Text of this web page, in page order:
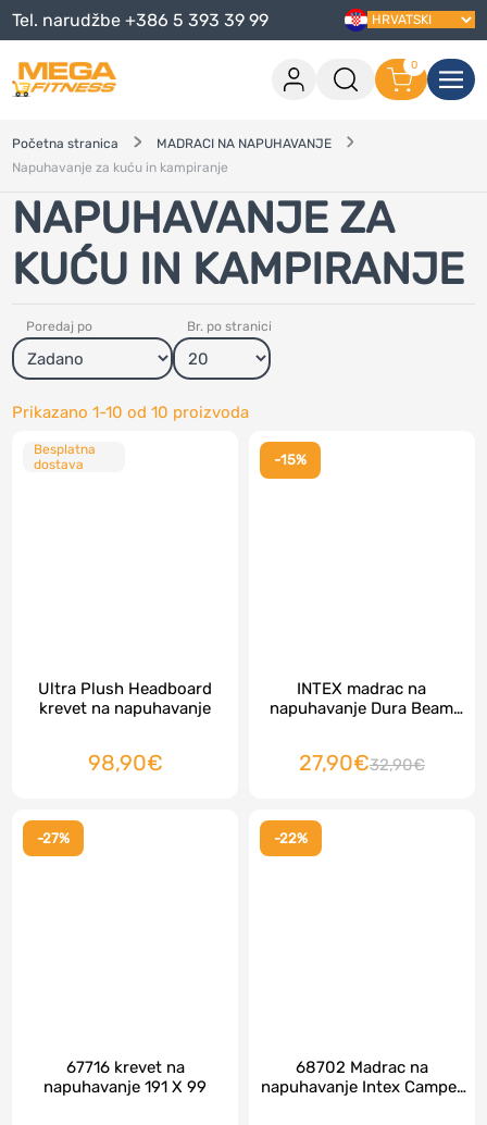
Tel. narudžbe +386 5 393 39 99
0
Nastavi kupnju
Prijavi se
Registriraj se
Kreiraj račun
Početna stranica
MADRACI NA NAPUHAVANJE
Napuhavanje za kuću in kampiranje
NAPUHAVANJE ZA
KUĆU IN KAMPIRANJE
Prikazano 1-10od 10 proizvoda
Poredaj po Br. po stranici
Besplatna
dostava
Ultra Plush Headboard
krevet na napuhavanje
98,90€
-15%
INTEX madrac na
napuhavanje Dura Beam
27,90€32,90€
-27%
67716 krevet na
napuhavanje 191 X 99
-22%
68702 Madrac na
napuhavanje Intex Camper